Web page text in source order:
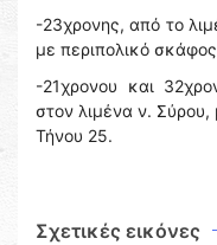
-23χρονης, από το
με περιπολικό
-21χρονου και
στον λιμένα ν.
Τήνου 25.
Σχετικές εικόνες